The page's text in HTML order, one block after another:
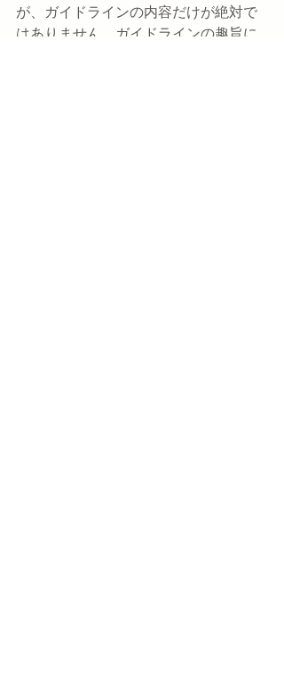
が、ガイドラインの内容だけが絶対で
はありません。ガイドラインの趣旨に